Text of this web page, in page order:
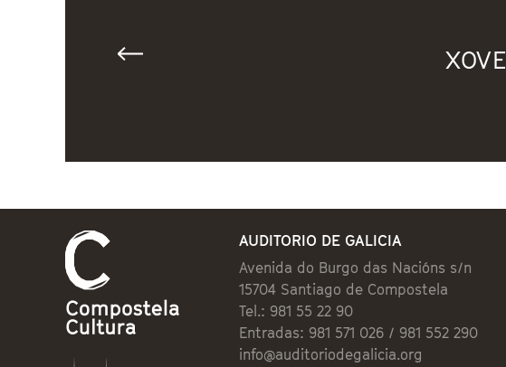
AUDITORIO DE GALICIA
Avenida do Burgo das Nacións s/n
15704 Santiago de Compostela
Tel.: 981 55 22 90
Entradas: 981 571 026 / 981 552 290
info@auditoriodegalicia.org